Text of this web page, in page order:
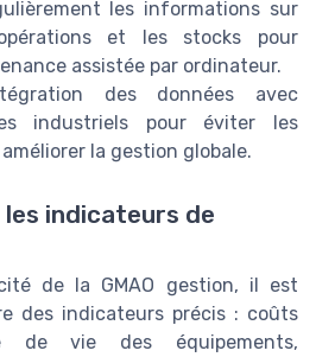
les informations sur
et les stocks pour
assistée par ordinateur.
des données avec
industriels pour éviter les
la gestion globale.
indicateurs de
de la GMAO gestion, il est
des indicateurs précis : coûts
de vie des équipements,